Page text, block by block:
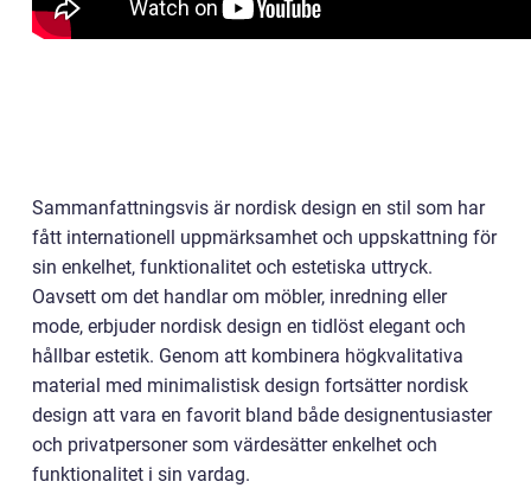
Sammanfattningsvis är nordisk design en stil som har
fått internationell uppmärksamhet och uppskattning för
sin enkelhet, funktionalitet och estetiska uttryck.
Oavsett om det handlar om möbler, inredning eller
mode, erbjuder nordisk design en tidlöst elegant och
hållbar estetik. Genom att kombinera högkvalitativa
material med minimalistisk design fortsätter nordisk
design att vara en favorit bland både designentusiaster
och privatpersoner som värdesätter enkelhet och
funktionalitet i sin vardag.